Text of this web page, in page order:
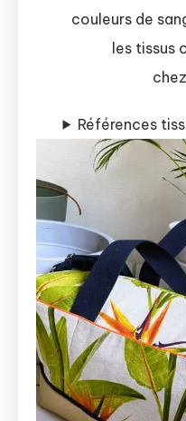
couleurs de
les tissus
chez
Références